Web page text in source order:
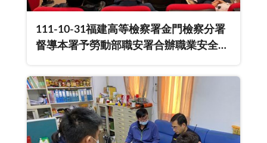
111-10-31福建高等檢察署金門檢察分署
督導本署予勞動部職安署合辦職業安全衛